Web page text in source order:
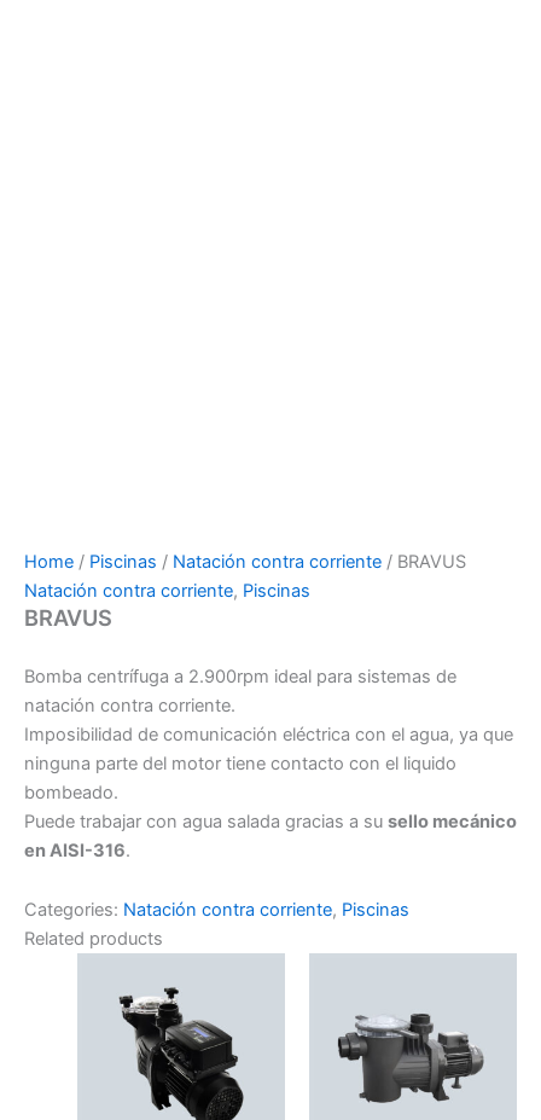
Home / Piscinas / Natación contra corriente / BRAVUS
Natación contra corriente, Piscinas
BRAVUS
Bomba centrífuga a 2.900rpm ideal para sistemas de
natación contra corriente.
Imposibilidad de comunicación eléctrica con el agua, ya que
ninguna parte del motor tiene contacto con el liquido
bombeado.
Puede trabajar con agua salada gracias a su sello mecánico
en AISI-316.
Categories: Natación contra corriente, Piscinas
Related products